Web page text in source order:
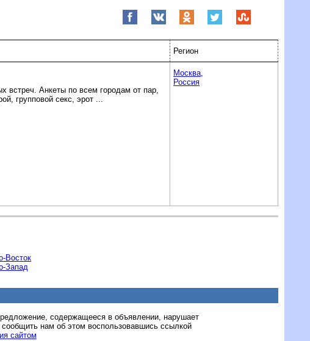
Регион
встреч. Анкеты по всем городам от пар,
групповой секс, эрот ...
Москва,
Россия
Восток
Запад
содержащееся в объявлении, нарушает
нам об этом воспользовавшись ссылкой
сайтом